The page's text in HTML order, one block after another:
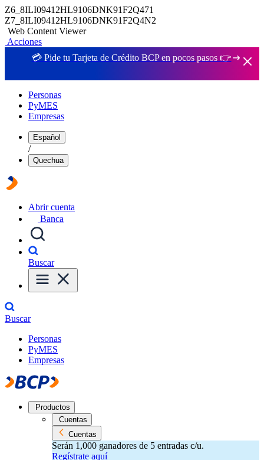
Z6_8ILI09412HL9106DNK91F2Q471
Z7_8ILI09412HL9106DNK91F2Q4N2
Web Content Viewer
Acciones
💳 Pide tu Tarjeta de Crédito BCP en pocos pasos 👉
Personas
PyMES
Empresas
Español
/
Quechua
Abrir cuenta
Banca
Buscar
Buscar
Personas
PyMES
Empresas
Productos
Cuentas
Cuentas
Serán 1,000 ganadores de 5 entradas c/u.
Regístrate aquí